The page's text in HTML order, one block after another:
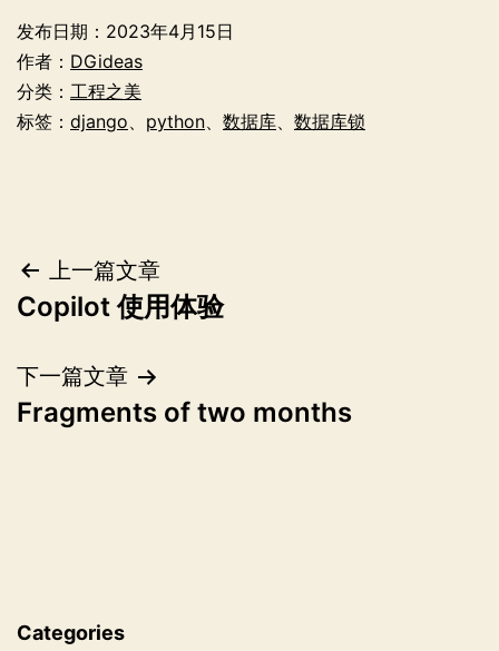
发布日期： 2023年4月15日
作者： DGideas
分类： 工程之美
标签： django、 python、 数据库、 数据库锁
文
章
导
航
上一篇文章
Copilot 使用体验
下一篇文章
Fragments of two months
Categories